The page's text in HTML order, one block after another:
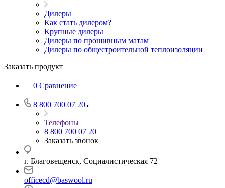
Дилеры
Как стать дилером?
Крупные дилеры
Дилеры по прошивным матам
Дилеры по общестроительной теплоизоляции
Заказать продукт
0 Сравнение
8 800 700 07 20
Телефоны
8 800 700 07 20
Заказать звонок
г. Благовещенск, Социалистическая 72
officecd@baswool.ru